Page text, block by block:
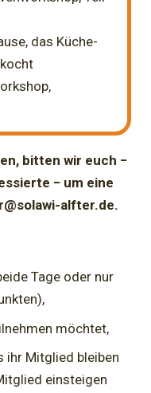
das Küche-
bitten wir euch −
− um eine
alfter.de.
Tage oder nur
möchtet,
ihr Mitglied bleiben
einsteigen